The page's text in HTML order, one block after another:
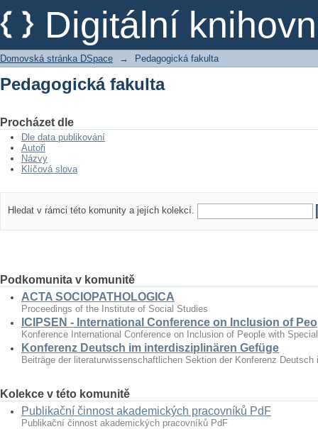
Digitální
Pedagogická fakulta
Domovská stránka DSpace → Pedagogická fakulta
Pedagogická fakulta
Procházet dle
Dle data publikování
Autoři
Názvy
Klíčová slova
Hledat v rámci této komunity a jejích kolekcí.
Podkomunita v komunitě
ACTA SOCIOPATHOLOGICA
Proceedings of the Institute of Social Studies
ICIPSEN - International Conference on Inclusion of
Konference International Conference on Inclusion of People with
Konferenz Deutsch im interdisziplinären Gefüge
Beiträge der literaturwissenschaftlichen Sektion der Konferenz
Kolekce v této komunitě
Publikační činnost akademických pracovníků PdF
Publikační činnost akademických pracovníků PdF